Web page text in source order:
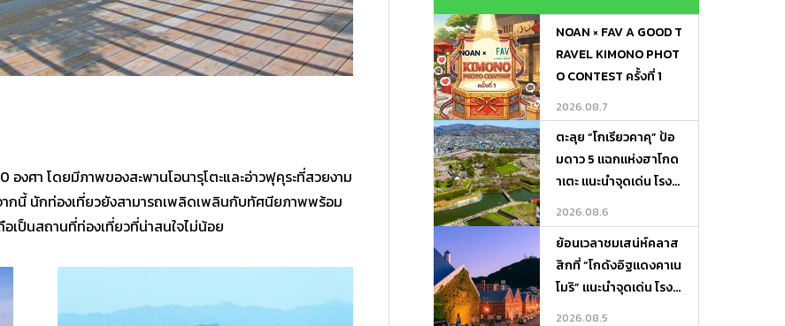
งศา โดยมีภาพของสะพานโอนารุโตะและอ่าวฟุคุระที่สวยงาม
กนี้ นักท่องเที่ยวยังสามารถเพลิดเพลินกับทัศนียภาพพร้อม
เป็นสถานที่ท่องเที่ยวที่น่าสนใจไม่น้อย
NOAN × FAV A GOOD T
RAVEL KIMONO PHOT
O CONTEST ครั้งที่ 1
2026.08.7
ตะลุย “โกเรียวคาคุ” ป้อ
มดาว 5 แฉกแห่งฮาโกด
าเตะ แนะนำจุดเด่น โรงแ
ศ
2026.08.6
ย้อนเวลาชมเสน่ห์คลาส
สิกที่ “โกดังอิฐแดงคาเน
โมริ” แนะนำจุดเด่น โรงแ
2026.08.5